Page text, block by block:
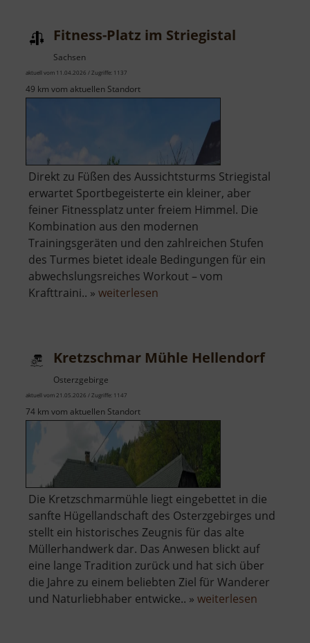
Fitness-Platz im Striegistal
Sachsen
aktuell vom 11.04.2026 / Zugriffe: 1137
49 km vom aktuellen Standort
​Direkt zu Füßen des Aussichtsturms Striegistal
erwartet Sportbegeisterte ein kleiner, aber
feiner Fitnessplatz unter freiem Himmel. Die
Kombination aus den modernen
Trainingsgeräten und den zahlreichen Stufen
des Turmes bietet ideale Bedingungen für ein
abwechslungsreiches Workout – vom
Krafttraini.. » weiterlesen
Striegistal
Kretzschmar Mühle Hellendorf
Osterzgebirge
aktuell vom 21.05.2026 / Zugriffe: 1147
74 km vom aktuellen Standort
Die Kretzschmarmühle liegt eingebettet in die
sanfte Hügellandschaft des Osterzgebirges und
stellt ein historisches Zeugnis für das alte
Müllerhandwerk dar. Das Anwesen blickt auf
eine lange Tradition zurück und hat sich über
die Jahre zu einem beliebten Ziel für Wanderer
und Naturliebhaber entwicke.. » weiterlesen